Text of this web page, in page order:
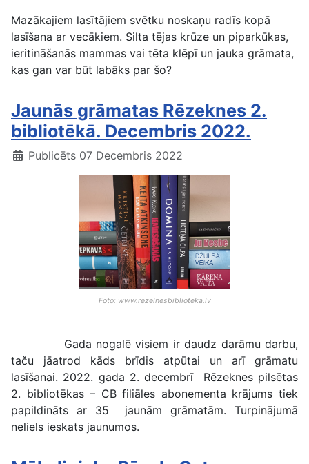
Mazākajiem lasītājiem svētku noskaņu radīs kopā
lasīšana ar vecākiem. Silta tējas krūze un piparkūkas,
ieritināšanās mammas vai tēta klēpī un jauka grāmata,
kas gan var būt labāks par šo?
Jaunās grāmatas Rēzeknes 2.
bibliotēkā. Decembris 2022.
Publicēts 07 Decembris 2022
Foto: www.rezelnesbiblioteka.lv
Gada nogalē visiem ir daudz darāmu darbu,
taču jāatrod kāds brīdis atpūtai un arī grāmatu
lasīšanai. 2022. gada 2. decembrī Rēzeknes pilsētas
2. bibliotēkas – CB filiāles abonementa krājums tiek
papildināts ar 35 jaunām grāmatām. Turpinājumā
neliels ieskats jaunumos.